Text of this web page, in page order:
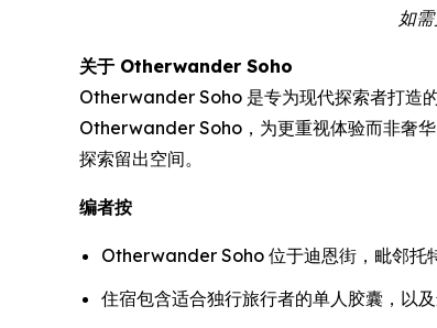
如
关于 Otherwander Soho
Otherwander Soho 是专为现代探索者打造
Otherwander Soho，为更重视体验而非奢
探索留出空间。
编者按
Otherwander Soho 位于迪恩街，毗邻托
住宿包含适合独行旅行者的单人胶囊，以